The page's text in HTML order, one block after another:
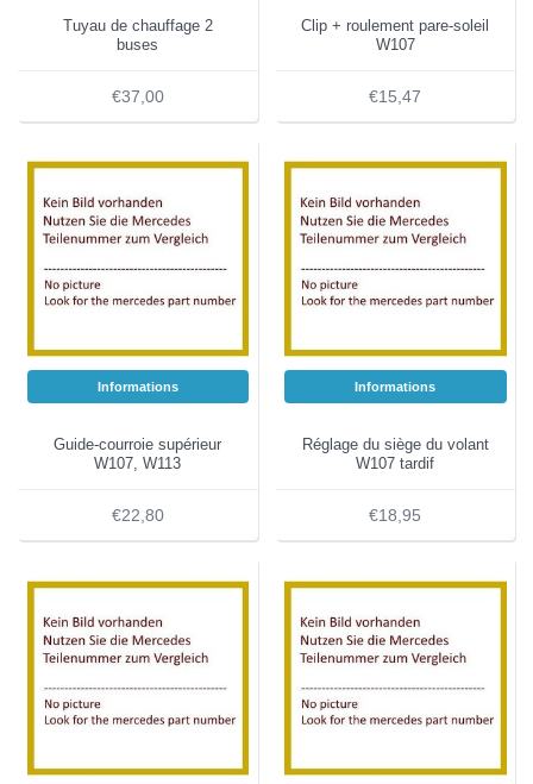
Tuyau de chauffage 2
buses
€37,00
Clip + roulement pare-soleil
W107
€15,47
Informations
Guide-courroie supérieur
W107, W113
€22,80
Informations
Réglage du siège du volant
W107 tardif
€18,95